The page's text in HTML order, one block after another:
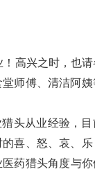
高兴之时，也
师傅、清洁阿
头从业经验，
喜、怒、哀、
医药猎头角度与你